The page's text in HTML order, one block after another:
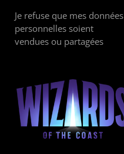
Je refuse que mes données
personnelles soient
vendues ou partagées